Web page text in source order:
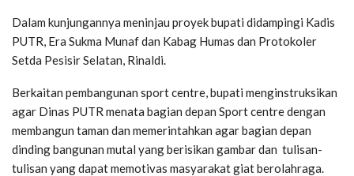
Dalam kunjungannya meninjau proyek bupati didampingi Kadis
PUTR, Era Sukma Munaf dan Kabag Humas dan Protokoler
Setda Pesisir Selatan, Rinaldi.
Berkaitan pembangunan sport centre, bupati menginstruksikan
agar Dinas PUTR menata bagian depan Sport centre dengan
membangun taman dan memerintahkan agar bagian depan
dinding bangunan mutal yang berisikan gambar dan tulisan-
tulisan yang dapat memotivas masyarakat giat berolahraga.